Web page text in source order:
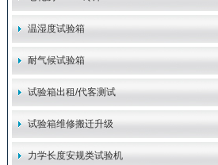
温湿度试验箱
耐气候试验箱
试验箱出租/代客测试
试验箱维修搬迁升级
力学长度安规类试验机